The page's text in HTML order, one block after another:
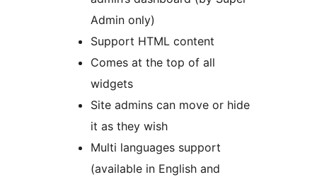
Admin only)
Support HTML content
Comes at the top of all
widgets
Site admins can move or hide
it as they wish
Multi languages support
(available in English and